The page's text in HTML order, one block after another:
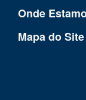
Onde
Mapa do Site